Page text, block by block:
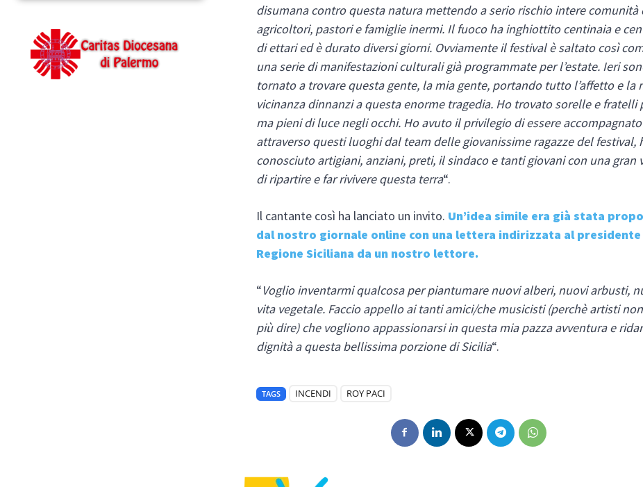
disumana contro questa natura mettendo a serio rischio intere comunità
agricoltori, pastori e famiglie inermi. Il fuoco ha inghiottito centinaia e
di ettari ed è durato diversi giorni. Ovviamente il festival è saltato così
una serie di manifestazioni culturali già programmate per l’estate. Ieri
tornato a trovare questa gente, la mia gente, portando tutto l’affetto e la
vicinanza dinnanzi a questa enorme tragedia. Ho trovato sorelle e fratelli
ma pieni di luce negli occhi. Ho avuto il privilegio di essere accompagnato
attraverso questi luoghi dal team delle giovanissime ragazze del festival,
conosciuto artigiani, anziani, preti, il sindaco e tanti giovani con una gran
di ripartire e far rivivere questa terra“.
Il cantante così ha lanciato un invito. Un’idea simile era già stata
dal nostro giornale online con una lettera indirizzata al
Regione Siciliana da un nostro lettore.
“Voglio inventarmi qualcosa per piantumare nuovi alberi, nuovi arbusti,
vita vegetale. Faccio appello ai tanti amici/che musicisti (perchè artisti
più dire) che vogliono appassionarsi in questa mia pazza avventura e
dignità a questa bellissima porzione di Sicilia“.
TAGS INCENDI ROY PACI